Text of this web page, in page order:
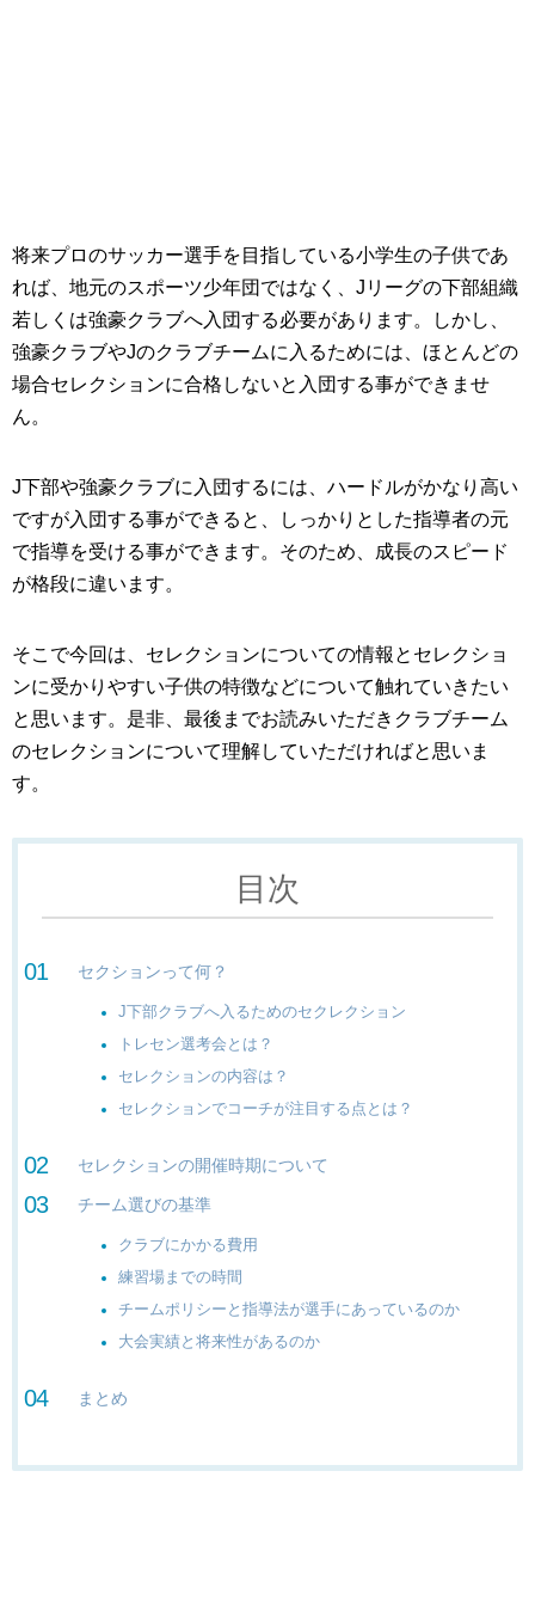
将来プロのサッカー選手を目指している小学生の子供であ
れば、地元のスポーツ少年団ではなく、Jリーグの下部組織
若しくは強豪クラブへ入団する必要があります。しかし、
強豪クラブやJのクラブチームに入るためには、ほとんどの
場合セレクションに合格しないと入団する事ができませ
ん。
J下部や強豪クラブに入団するには、ハードルがかなり高い
ですが入団する事ができると、しっかりとした指導者の元
で指導を受ける事ができます。そのため、成長のスピード
が格段に違います。
そこで今回は、セレクションについての情報とセレクショ
ンに受かりやすい子供の特徴などについて触れていきたい
と思います。是非、最後までお読みいただきクラブチーム
のセレクションについて理解していただければと思いま
す。
目次
セクションって何？
J下部クラブへ入るためのセクレクション
トレセン選考会とは？
セレクションの内容は？
セレクションでコーチが注目する点とは？
セレクションの開催時期について
チーム選びの基準
クラブにかかる費用
練習場までの時間
チームポリシーと指導法が選手にあっているのか
大会実績と将来性があるのか
まとめ